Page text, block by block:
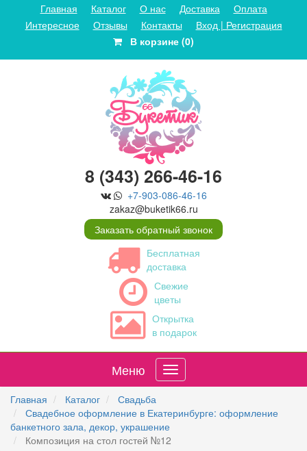
Главная Каталог О нас Доставка
Оплата
Интересное
Отзывы Контакты
Вход | Регистрация
В корзине (0)
8 (343) 266-46-16
+7-903-086-46-16
zakaz@buketik66.ru
Заказать обратный звонок
Бесплатная
доставка
Свежие
цветы
Открытка
в подарок
Меню
Главная Каталог
Свадьба
Свадебное оформление в Екатеринбурге: оформление
банкетного зала, декор, украшение
Композиция на стол гостей №12